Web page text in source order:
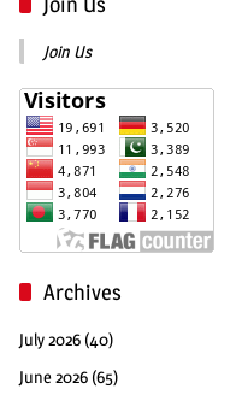
Join Us
Archives
July 2026 (40)
June 2026 (65)